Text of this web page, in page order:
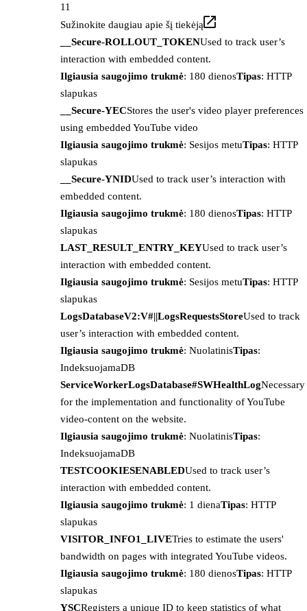
11
Sužinokite daugiau apie šį tiekėją
__Secure-ROLLOUT_TOKENUsed to track user’s
interaction with embedded content.
Ilgiausia saugojimo trukmė: 180 dienosTipas: HTTP
slapukas
__Secure-YECStores the user's video player preferences
using embedded YouTube video
Ilgiausia saugojimo trukmė: Sesijos metuTipas: HTTP
slapukas
__Secure-YNIDUsed to track user’s interaction with
embedded content.
Ilgiausia saugojimo trukmė: 180 dienosTipas: HTTP
slapukas
LAST_RESULT_ENTRY_KEYUsed to track user’s
interaction with embedded content.
Ilgiausia saugojimo trukmė: Sesijos metuTipas: HTTP
slapukas
LogsDatabaseV2:V#||LogsRequestsStoreUsed to track
user’s interaction with embedded content.
Ilgiausia saugojimo trukmė: NuolatinisTipas:
IndeksuojamaDB
ServiceWorkerLogsDatabase#SWHealthLogNecessary
for the implementation and functionality of YouTube
video-content on the website.
Ilgiausia saugojimo trukmė: NuolatinisTipas:
IndeksuojamaDB
TESTCOOKIESENABLEDUsed to track user’s
interaction with embedded content.
Ilgiausia saugojimo trukmė: 1 dienaTipas: HTTP
slapukas
VISITOR_INFO1_LIVETries to estimate the users'
bandwidth on pages with integrated YouTube videos.
Ilgiausia saugojimo trukmė: 180 dienosTipas: HTTP
slapukas
YSCRegisters a unique ID to keep statistics of what